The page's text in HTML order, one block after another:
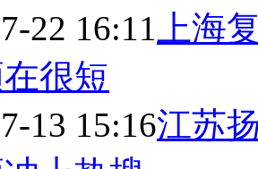
22 16:11
上海
很短
13 15:16江苏